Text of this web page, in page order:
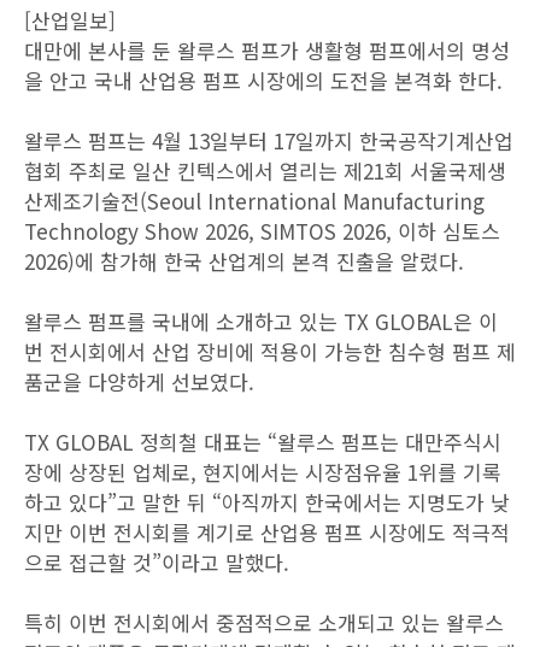
[산업일보]
대만에 본사를 둔 왈루스 펌프가 생활형 펌프에서의 명성
을 안고 국내 산업용 펌프 시장에의 도전을 본격화 한다.
왈루스 펌프는 4월 13일부터 17일까지 한국공작기계산업
협회 주최로 일산 킨텍스에서 열리는 제21회 서울국제생
산제조기술전(Seoul International Manufacturing
Technology Show 2026, SIMTOS 2026, 이하 심토스
2026)에 참가해 한국 산업계의 본격 진출을 알렸다.
왈루스 펌프를 국내에 소개하고 있는 TX GLOBAL은 이
번 전시회에서 산업 장비에 적용이 가능한 침수형 펌프 제
품군을 다양하게 선보였다.
TX GLOBAL 정희철 대표는 “왈루스 펌프는 대만주식시
장에 상장된 업체로, 현지에서는 시장점유율 1위를 기록
하고 있다”고 말한 뒤 “아직까지 한국에서는 지명도가 낮
지만 이번 전시회를 계기로 산업용 펌프 시장에도 적극적
으로 접근할 것”이라고 말했다.
특히 이번 전시회에서 중점적으로 소개되고 있는 왈루스